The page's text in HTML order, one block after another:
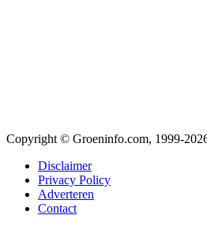
Copyright © Groeninfo.com, 1999-
Disclaimer
Privacy Policy
Adverteren
Contact